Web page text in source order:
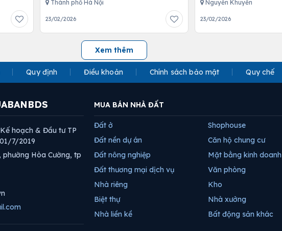
Thành phố Hà Nội
23/02/2026
Nguyễn Khuyến
23/02/2026
Xem thêm
Quy định Điều khoản Chính sách bảo mật Quy chế
hoạch & Đầu tư TP
7/2019
phường Hòa Cường, tp
MUA BÁN NHÀ ĐẤT
Đất ở
Đất nền dự án
Đất nông nghiệp
Đất thương mại dịch vụ
Nhà riêng
Biệt thự
Nhà liền kề
Shophouse
Căn hộ chung cư
Mặt bằng kinh doanh
Văn phòng
Kho
Nhà xưởng
Bất động sản khác